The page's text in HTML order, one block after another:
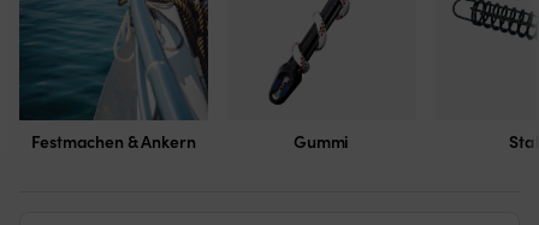
Festmachen & Ankern Gummi